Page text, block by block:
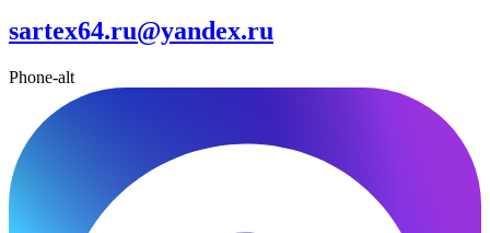
sartex64.ru@yandex.ru
Phone-alt